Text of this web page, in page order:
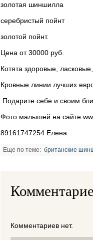
золотая шиншилла
серебристый пойнт
золотой пойнт.
Цена от 30000 руб.
Котята здоровые,
Кровные линии лучших
Подарите себе и своим
Фото малышей на сайте
89161747254 Елена
Еще по теме:британские
Комментариев нет.